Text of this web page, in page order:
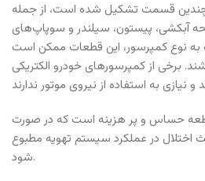
چندین قسمت تشکیل شده است، از جمله
آبکشی، پیستون، سیلندر و سوپاپ‌های
نوع کمپرسور، این قطعات ممکن است
برخی از کمپرسورهای خودرو الکتریکی
حساس و پر هزینه است که در صورت
در عملکرد سیستم تهویه مطبوع
شود.